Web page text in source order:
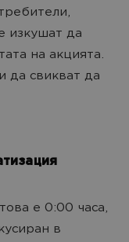
изкушат да
на акцията.
да свикват да
е 0:00 часа,
в